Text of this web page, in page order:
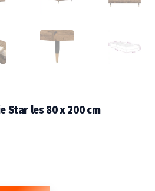
les 80 x 200 cm